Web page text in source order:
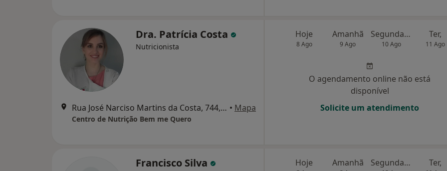
Dra. Patrícia Costa
Nutricionista
Rua José Narciso Martins da Costa, 744, Santo Tirso • Mapa
Centro de Nutrição Bem me Quero
Hoje
8 Ago
Amanhã
9 Ago
Segunda-feira
10 Ago
Ter,
11 Ago
O agendamento online não está
disponível
Solicite um atendimento
Francisco Silva Hoje Amanhã Segunda-feira Ter,